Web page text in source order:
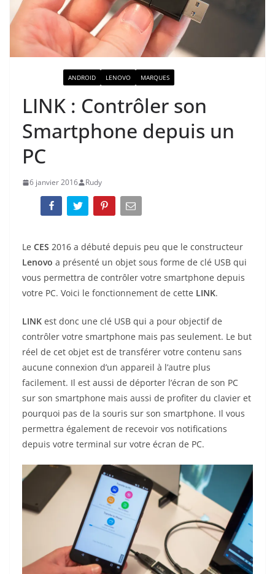
ANDROID LENOVO MARQUES
LINK : Contrôler son
Smartphone depuis un
PC
6 janvier 2016 Rudy
Le CES 2016 a débuté depuis peu que le constructeur
Lenovo a présenté un objet sous forme de clé USB qui
vous permettra de contrôler votre smartphone depuis
votre PC. Voici le fonctionnement de cette LINK.
LINK est donc une clé USB qui a pour objectif de
contrôler votre smartphone mais pas seulement. Le but
réel de cet objet est de transférer votre contenu sans
aucune connexion d’un appareil à l’autre plus
facilement. Il est aussi de déporter l’écran de son PC
sur son smartphone mais aussi de profiter du clavier et
pourquoi pas de la souris sur son smartphone. Il vous
permettra également de recevoir vos notifications
depuis votre terminal sur votre écran de PC.